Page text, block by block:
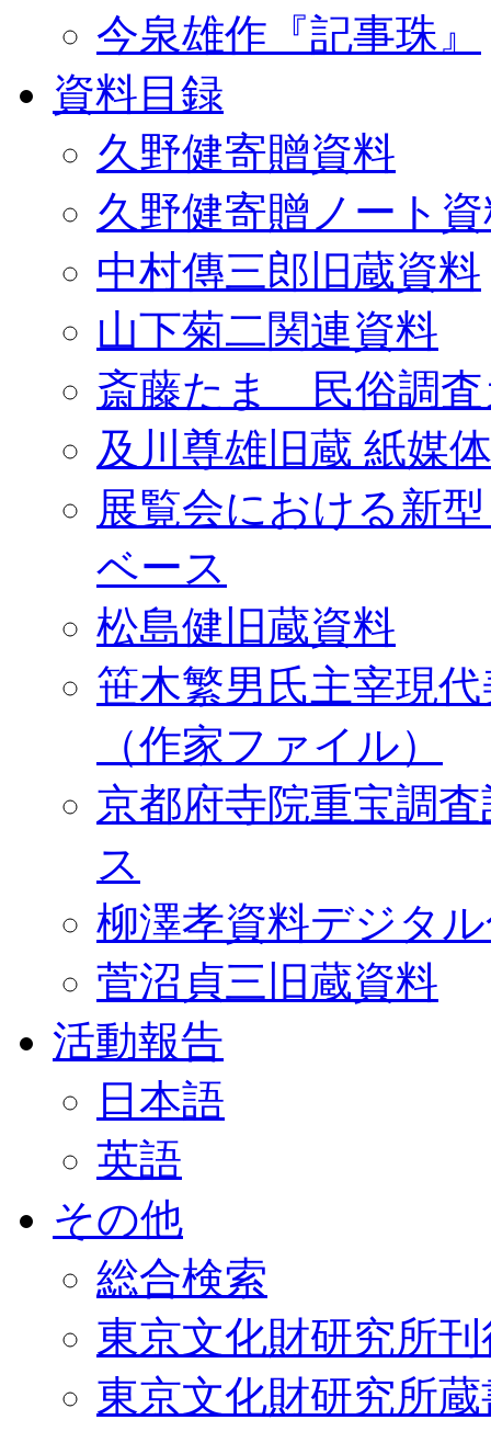
今泉雄作『記事珠』
資料目録
久野健寄贈資料
久野健寄贈ノート
中村傳三郎旧蔵資料
山下菊二関連資料
斎藤たま 民俗調査
及川尊雄旧蔵 紙媒
展覧会における新
ベース
松島健旧蔵資料
笹木繁男氏主宰現
（作家ファイル）
京都府寺院重宝調
ス
柳澤孝資料デジタ
菅沼貞三旧蔵資料
活動報告
日本語
英語
その他
総合検索
東京文化財研究所
東京文化財研究所